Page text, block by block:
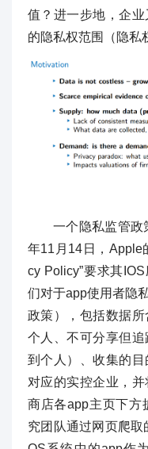
值？进一步地，企
的隐私权范围（隐私
一个隐私监管政
年11月14日，Apple
cy Policy”要求其
们对于app使用者隐
政策），包括数据
个人、不可分享但
到个人）、收集的
对应的实控企业，
商店各app主页下方
究团队通过网页爬取